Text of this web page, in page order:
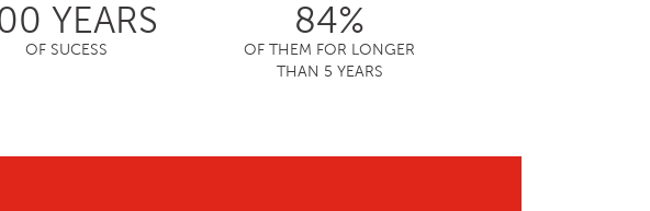
YEARS
OF SUCESS
84%
OF THEM FOR LONGER
THAN 5 YEARS